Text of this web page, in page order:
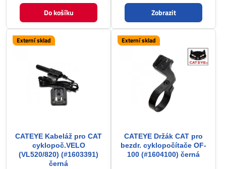
Do košíku Zobrazit
Externí sklad
CATEYE Kabeláž pro CAT
cyklopoč.VELO
(VL520/820) (#1603391)
černá
Externí sklad
CATEYE Držák CAT pro
bezdr. cyklopočítače OF-
100 (#1604100) černá